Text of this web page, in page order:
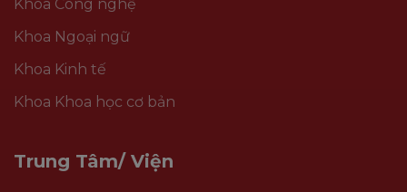
Khoa Công nghệ
Khoa Ngoại ngữ
Khoa Kinh tế
Khoa Khoa học cơ bản
Trung Tâm/ Viện